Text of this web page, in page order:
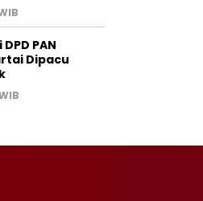
PAN
Dipacu